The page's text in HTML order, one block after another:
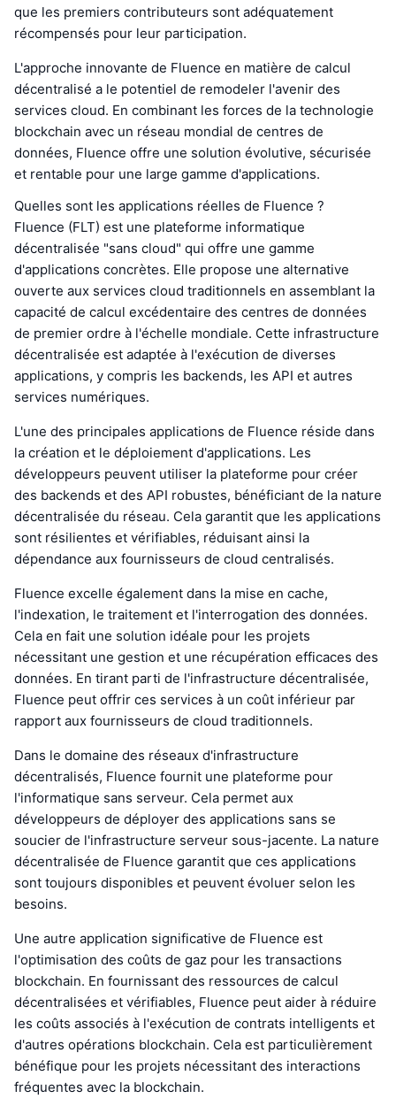
que les premiers contributeurs sont adéquatement
récompensés pour leur participation.
L'approche innovante de Fluence en matière de calcul
décentralisé a le potentiel de remodeler l'avenir des
services cloud. En combinant les forces de la technologie
blockchain avec un réseau mondial de centres de
données, Fluence offre une solution évolutive, sécurisée
et rentable pour une large gamme d'applications.
Quelles sont les applications réelles de Fluence ?
Fluence (FLT) est une plateforme informatique
décentralisée "sans cloud" qui offre une gamme
d'applications concrètes. Elle propose une alternative
ouverte aux services cloud traditionnels en assemblant la
capacité de calcul excédentaire des centres de données
de premier ordre à l'échelle mondiale. Cette infrastructure
décentralisée est adaptée à l'exécution de diverses
applications, y compris les backends, les API et autres
services numériques.
L'une des principales applications de Fluence réside dans
la création et le déploiement d'applications. Les
développeurs peuvent utiliser la plateforme pour créer
des backends et des API robustes, bénéficiant de la nature
décentralisée du réseau. Cela garantit que les applications
sont résilientes et vérifiables, réduisant ainsi la
dépendance aux fournisseurs de cloud centralisés.
Fluence excelle également dans la mise en cache,
l'indexation, le traitement et l'interrogation des données.
Cela en fait une solution idéale pour les projets
nécessitant une gestion et une récupération efficaces des
données. En tirant parti de l'infrastructure décentralisée,
Fluence peut offrir ces services à un coût inférieur par
rapport aux fournisseurs de cloud traditionnels.
Dans le domaine des réseaux d'infrastructure
décentralisés, Fluence fournit une plateforme pour
l'informatique sans serveur. Cela permet aux
développeurs de déployer des applications sans se
soucier de l'infrastructure serveur sous-jacente. La nature
décentralisée de Fluence garantit que ces applications
sont toujours disponibles et peuvent évoluer selon les
besoins.
Une autre application significative de Fluence est
l'optimisation des coûts de gaz pour les transactions
blockchain. En fournissant des ressources de calcul
décentralisées et vérifiables, Fluence peut aider à réduire
les coûts associés à l'exécution de contrats intelligents et
d'autres opérations blockchain. Cela est particulièrement
bénéfique pour les projets nécessitant des interactions
fréquentes avec la blockchain.